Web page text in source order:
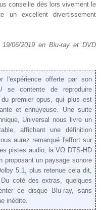
conseille dès lors vivement le
un excellent divertissement
06/2019 en Blu-ray et DVD
l'expérience offerte par son
se contente de reproduire
premier opus, qui plus est
et ennuyeuse. Une suite
Universal nous livre un
affichant une définition
aurez remarqué l'effort sur
pistes audio, la VO DTS-HD
proposant un paysage sonore
5.1, plus retenue cela dit,
coté des extras, quelques
ce disque Blu-ray, sans
inédite.